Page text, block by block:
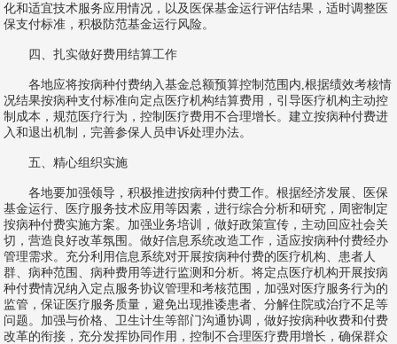
化和适宜技术服务应用情况，以及医保基金运行评估结果，适时调整医
保支付标准，积极防范基金运行风险。
四、扎实做好费用结算工作
各地应将按病种付费纳入基金总额预算控制范围内,根据绩效考核情
况结果按病种支付标准向定点医疗机构结算费用，引导医疗机构主动控
制成本，规范医疗行为，控制医疗费用不合理增长。建立按病种付费进
入和退出机制，完善参保人员申诉处理办法。
五、精心组织实施
各地要加强领导，积极推进按病种付费工作。根据经济发展、医保
基金运行、医疗服务技术应用等因素，进行综合分析和研究，周密制定
按病种付费实施方案。加强业务培训，做好政策宣传，主动回应社会关
切，营造良好改革氛围。做好信息系统改造工作，适应按病种付费经办
管理需求。充分利用信息系统对开展按病种付费的医疗机构、患者人
群、病种范围、病种费用等进行监测和分析。将定点医疗机构开展按病
种付费情况纳入定点服务协议管理和考核范围，加强对医疗服务行为的
监管，保证医疗服务质量，避免出现推诿患者、分解住院或治疗不足等
问题。加强与价格、卫生计生等部门沟通协调，做好按病种收费和付费
改革的衔接，充分发挥协同作用，控制不合理医疗费用增长，确保群众